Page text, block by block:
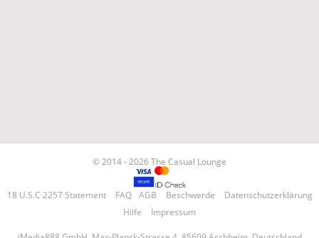
© 2014 - 2026 The Casual Lounge
18 U.S.C 2257 Statement FAQ AGB Beschwerde
Datenschutzerklärung
Hilfe
Impressum